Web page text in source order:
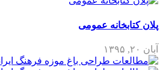
پلان کتابخانه عمومی
آبان ۲۰, ۱۳۹۵